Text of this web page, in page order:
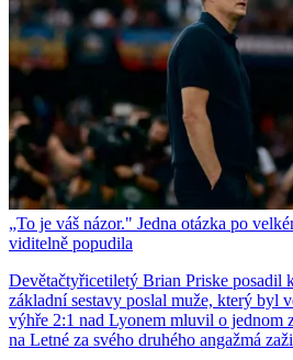
„To je váš názor." Jedna otázka po
viditelně popudila
Devětačtyřicetiletý Brian Priske posadil
základní sestavy poslal muže, který byl
výhře 2:1 nad Lyonem mluvil o jednom
na Letné za svého druhého angažmá